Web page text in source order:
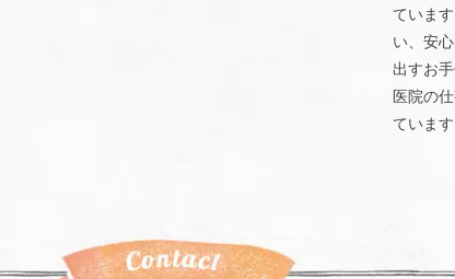
ていま
い、安
出すお
医院の
ています